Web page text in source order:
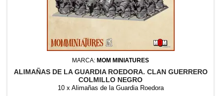
MARCA: MOM MINIATURES
ALIMAÑAS DE LA GUARDIA ROEDORA. CLAN GUERRERO
COLMILLO NEGRO
10 x Alimañas de la Guardia Roedora